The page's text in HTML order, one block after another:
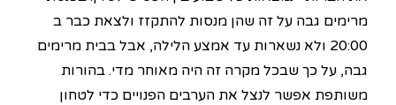
מרימים גבה על זה שהן מנסות להתקזז ולצאת כבר ב
20:00 ולא נשארות עד אמצע הלילה, אבל בבית מרימים
גבה, על כך שבכל מקרה זה היה מאוחר מדי. בהורות
משותפת אפשר לנצל את הערבים הפנויים כדי לטחון